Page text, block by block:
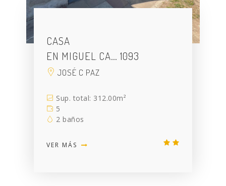
CASA
EN MIGUEL CA… 1093
JOSÉ C PAZ
Sup. total: 312.00m²
5
2 baños
VER MÁS